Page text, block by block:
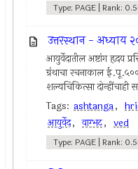
Type: PAGE | Rank:
उत्तरस्थान - अध्याय
आयुर्वेदातील अष्टांग हृदय
ग्रंथाचा रचनाकाल
शल्यचिकित्सा
Tags: ashtanga,
आयुर्वेद, वाग्भट, ved
Type: PAGE | Rank: